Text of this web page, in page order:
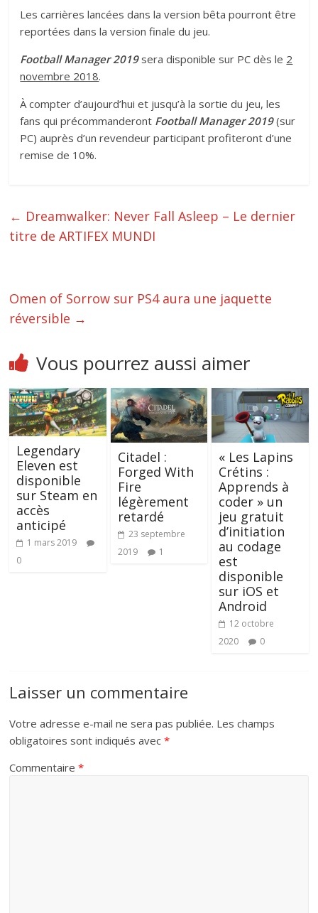
Les carrières lancées dans la version bêta pourront être
reportées dans la version finale du jeu.
Football Manager 2019sera disponible sur PC dès le 2
novembre 2018.
À compter d’aujourd’hui et jusqu’à la sortie du jeu, les
fans qui précommanderont Football Manager 2019(sur
PC) auprès d’un revendeur participant profiteront d’une
remise de 10%.
← Dreamwalker: Never Fall Asleep – Le dernier
titre de ARTIFEX MUNDI
Omen of Sorrow sur PS4 aura une jaquette
réversible →
Vous pourrez aussi aimer
Legendary
Eleven est
disponible
sur Steam en
accès
anticipé
1 mars 2019
0
Citadel :
Forged With
Fire
légèrement
retardé
23 septembre
2019
1
« Les Lapins
Crétins :
Apprends à
coder » un
jeu gratuit
d’initiation
au codage
est
disponible
sur iOS et
Android
12 octobre
2020
0
Laisser un commentaire
Votre adresse e-mail ne sera pas publiée. Les champs
obligatoires sont indiqués avec*
Commentaire*